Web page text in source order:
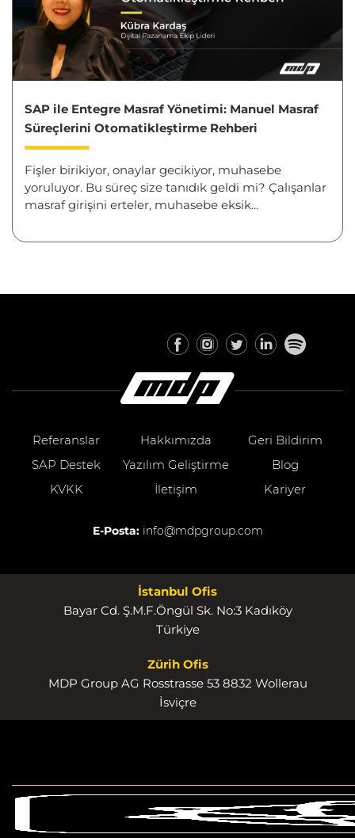
SAP ile Entegre Masraf Yönetimi: Manuel Masraf
Süreçlerini Otomatikleştirme Rehberi
Fişler birikiyor, onaylar gecikiyor, muhasebe
yoruluyor. Bu süreç size tanıdık geldi mi? Çalışanlar
masraf girişini erteler, muhasebe eksik...
Referanslar Hakkımızda
Geri Bildirim
SAP Destek
Yazılım Geliştirme
Blog
KVKK
İletişim Kariyer
E-Posta: info@mdpgroup.com
İstanbul Ofis
Bayar Cd. Ş.M.F.Öngül Sk. No:3 Kadıköy
Türkiye
Zürih Ofis
MDP Group AG Rosstrasse 53 8832 Wollerau
İsviçre